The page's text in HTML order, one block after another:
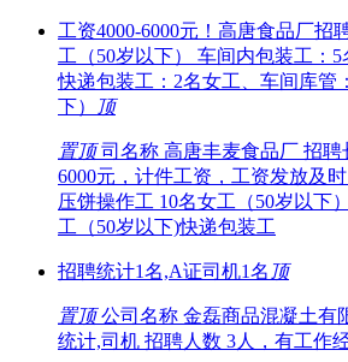
工资4000-6000元！高唐食品厂招
工（50岁以下） 车间内包装工：5
快递包装工：2名女工、车间库管
下）
顶
置顶司名称 高唐丰麦食品厂 招聘
6000元，计件工资，工资发放及
压饼操作工 10名女工（50岁以下
工（50岁以下)快递包装工
招聘统计1名,A证司机1名 顶
置顶公司名称 金磊商品混凝土有
统计,司机 招聘人数 3人，有工作